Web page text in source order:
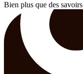
Bien plus que des savoirs